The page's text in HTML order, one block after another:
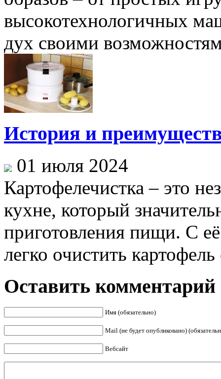
высокотехнологичных
дух своими
История и
01 июля 2024
Картофелечистка – это
кухне, который
приготовления пищи. С
легко очистить
Оставить комментарий
Имя (обязательно)
Mail (не будет опубликовано)
Вебсайт